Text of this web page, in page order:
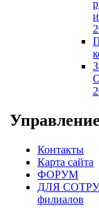
Управление
Контакты
Карта сайта
ФОРУМ
ДЛЯ
филиалов